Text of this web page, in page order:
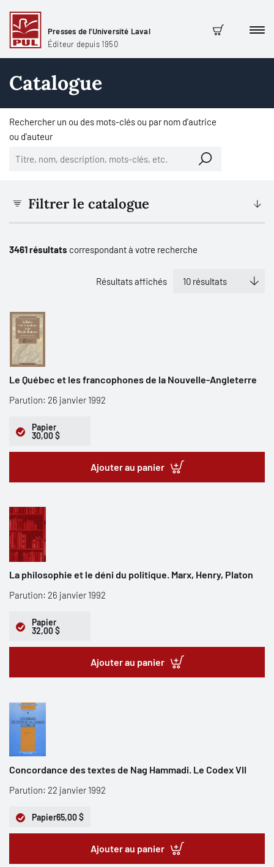
Presses de l'Université Laval
Éditeur depuis 1950
Panier
Catalogue
Rechercher un ou des mots-clés ou par nom d'autrice
ou d'auteur
Filtrer le catalogue
3461 résultats correspondant à votre recherche
Résultats affichés
Le Québec et les francophones de la Nouvelle-Angleterre
Parution: 26 janvier 1992
Papier
30,00 $
Ajouter au panier
La philosophie et le déni du politique. Marx, Henry, Platon
Parution: 26 janvier 1992
Papier
32,00 $
Ajouter au panier
Concordance des textes de Nag Hammadi. Le Codex VII
Parution: 22 janvier 1992
Papier65,00 $
Ajouter au panier